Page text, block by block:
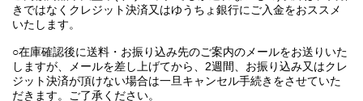
きではなくクレジット決済又はゆうちょ銀行にご入金をおススメ
いたします。
○在庫確認後に送料・お振り込み先のご案内のメールをお送りいた
しますが、メールを差し上げてから、2週間、お振り込み又はクレ
ジット決済が頂けない場合は一旦キャンセル手続きをさせていた
だきます。ご了承ください。